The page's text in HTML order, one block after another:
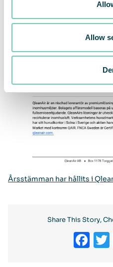
Allow
Årsstämman har hållits i
Share This Story,